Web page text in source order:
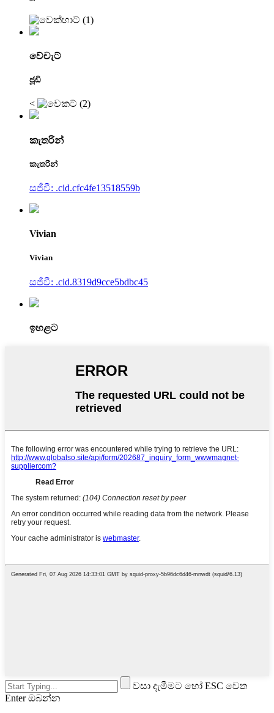
වේචැට්
ජූඩි
<
කැතරින්
කැතරින්
සජීවී: .cid.cfc4fe13518559b
Vivian
Vivian
සජීවී: .cid.8319d9cce5bdbc45
ඉහළට
වසා දැමීමට හෝ ESC වෙත
Enter ඔබන්න